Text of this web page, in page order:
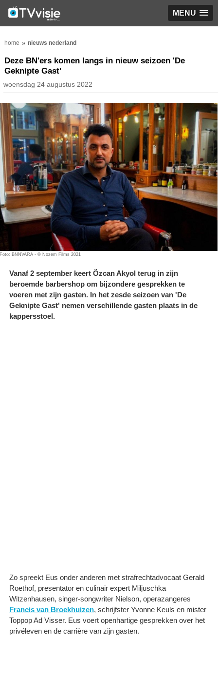
MENU
home nieuws nederland
Deze BN'ers komen langs in nieuw seizoen 'De
Geknipte Gast'
woensdag 24 augustus 2022
Foto: BNNVARA - © Nozem Films 2021
Vanaf 2 september keert Özcan Akyol terug in zijn
beroemde barbershop om bijzondere gesprekken te
voeren met zijn gasten. In het zesde seizoen van 'De
Geknipte Gast' nemen verschillende gasten plaats in de
kappersstoel.
Zo spreekt Eus onder anderen met strafrechtadvocaat Gerald
Roethof, presentator en culinair expert Miljuschka
Witzenhausen, singer-songwriter Nielson, operazangeres
Francis van Broekhuizen, schrijfster Yvonne Keuls en mister
Toppop Ad Visser. Eus voert openhartige gesprekken over het
privéleven en de carrière van zijn gasten.